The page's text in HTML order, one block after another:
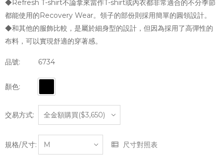
◆Refresh T-shirt不論拿來當作T-shirt或內衣都非常適合的不分季節
都能使用的Recovery Wear。領子的部份則採用簡單的圓領設計。
◆和其他的服飾比較，是屬於細身型的設計，但因為採用了高彈性的
布料，可以實現舒適的穿著感。
品號: 6734
顏色:
交易方式:
規格/尺寸: 尺寸對照表